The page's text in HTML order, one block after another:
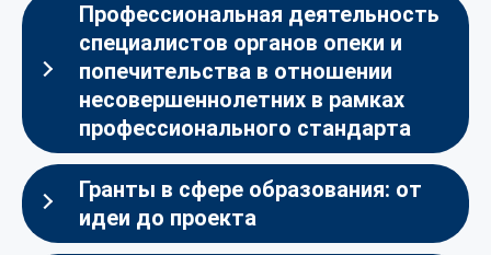
Профессиональная деятельность
специалистов органов опеки и
попечительства в отношении
несовершеннолетних в рамках
профессионального стандарта
Гранты в сфере образования: от
идеи до проекта